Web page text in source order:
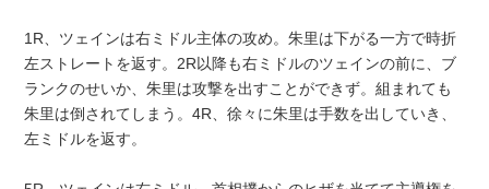
1R、ツェインは右ミドル主体の攻め。朱里は下がる一方で時折
左ストレートを返す。2R以降も右ミドルのツェインの前に、ブ
ランクのせいか、朱里は攻撃を出すことができず。組まれても
朱里は倒されてしまう。4R、徐々に朱里は手数を出していき、
左ミドルを返す。